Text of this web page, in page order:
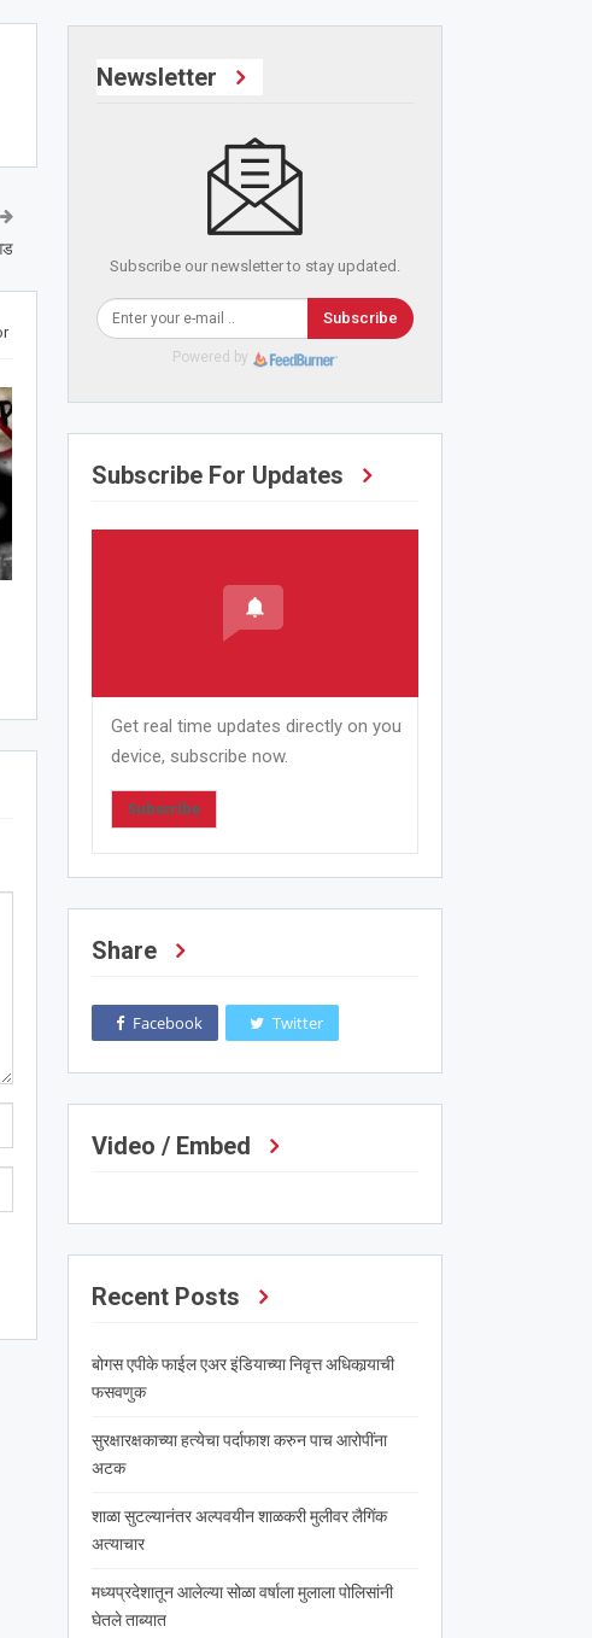
Newsletter
Subscribe our newsletter to stay updated.
Subscribe
Powered by
Subscribe For Updates
Get real time updates directly on you
device, subscribe now.
Subscribe
Share
Facebook Twitter
Video / Embed
Recent Posts
बोगस एपीके फाईल एअर इंडियाच्या निवृत्त अधिकार्‍याची
फसवणुक
सुरक्षारक्षकाच्या हत्येचा पर्दाफाश करुन पाच आरोपींना
अटक
शाळा सुटल्यानंतर अल्पवयीन शाळकरी मुलीवर लैगिंक
अत्याचार
मध्यप्रदेशातून आलेल्या सोळा वर्षाला मुलाला पोलिसांनी
घेतले ताब्यात